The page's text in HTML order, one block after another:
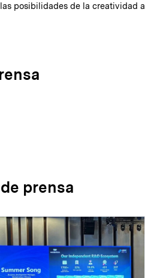
posibilidades de la creatividad a
prensa